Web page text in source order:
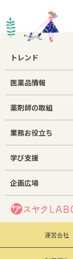
トレンド
医薬品情報
薬剤師の取組
業務お役立ち
学び支援
企画広場
運営会社